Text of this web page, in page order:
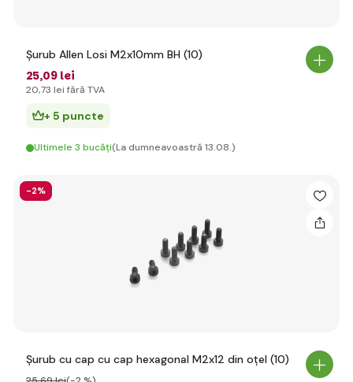
Șurub Allen Losi M2x10mm BH (10)
25,09 lei
20,73 lei fără TVA
+ 5 puncte
Ultimele 3 bucăți(La dumneavoastră 13.08.)
-2%
Șurub cu cap cu cap hexagonal M2x12 din oțel (10)